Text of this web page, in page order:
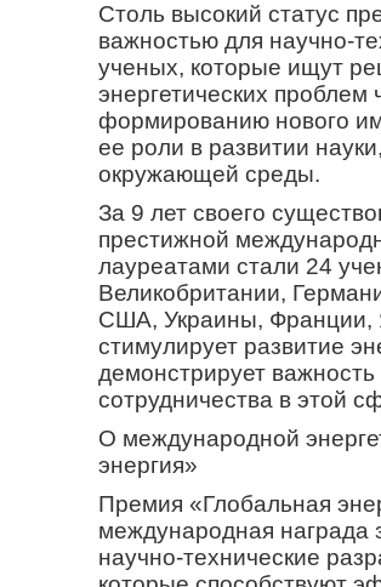
Столь высокий статус
важностью для научно-
ученых, которые ищут
энергетических проблем
формированию нового
ее роли в развитии
окружающей среды.
За 9 лет своего
престижной
лауреатами стали 24
Великобритании,
США, Украины, Франции,
стимулирует развитие
демонстрирует
сотрудничества в этой
О международной
энергия»
Премия «Глобальная
международная
научно-технические